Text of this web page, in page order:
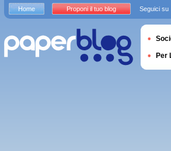
Home Proponi il tuo blog Seguici su
Per